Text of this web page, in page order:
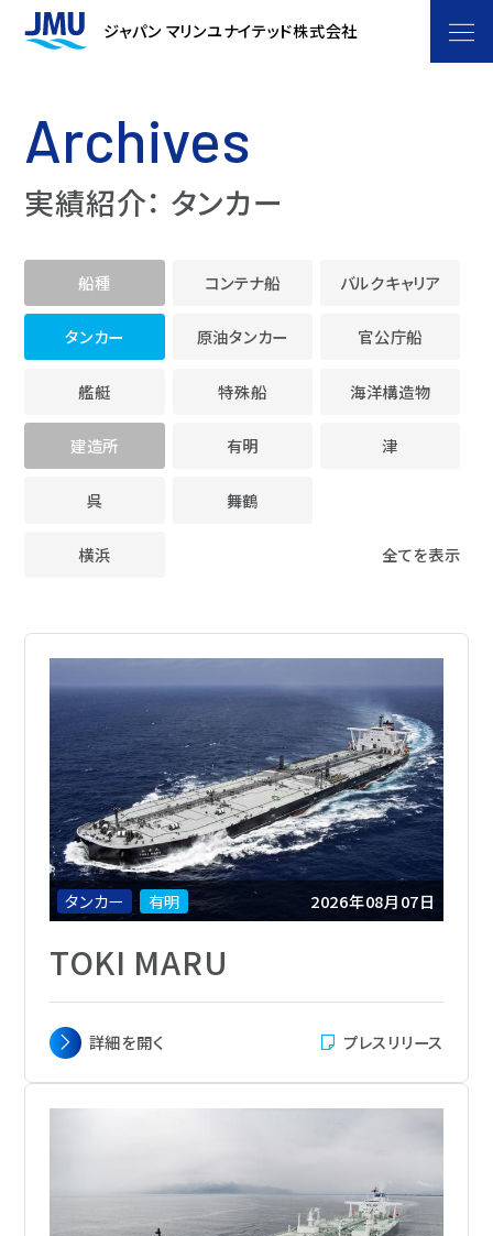
ジャパン マリンユナイテッド株式会社
企業情報
JMU フィロソフィー
会社概要
役員体制
沿革・あゆみ
拠点一覧
関係会社
JMUストーリー
マーケティングプロジェクト
洋上風力浮体プロジェクト
JMUの注力技術
自動運航船
洋上風力浮体
事業紹介
商船事業
艦船事業
海洋・エンジニアリング事業
ライフサイクル事業
技術・研究開発
開発体制
技術研究所 -
GREEN & SMART WORKS LABORATORY
生産センター
流体技術
氷海技術
テクニカルレビュー
テクニカルレビュー
製品・サービス
製品
コンテナ船
バルクキャリア
タンカー
液化ガス船
官公庁船
艦艇
特殊船
海洋構造物
サービス
修理・改造
エンジニアリング
メカトロニクス
実績紹介
環境
採用情報
ニュース
Archives
実績紹介： タンカー
船種 コンテナ船 バルクキャリア
タンカー 原油タンカー 官公庁船
艦艇 特殊船 海洋構造物
建造所 有明 津
呉 舞鶴
横浜 全てを表示
タンカー 有明 2026年08月07日
TOKI MARU
主要寸法
全長 339.44 m x 幅 60.00 m x 深さ 28.60
航海速力
14.5ノット
58名(Cadet含む)
詳細を開く プレスリリース